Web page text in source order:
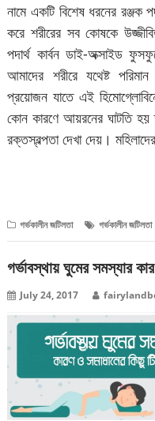
নামে একটি বিশেষ ধরনের রঞ্জক
করে শরীরের সব কোষকে
পদার্থ কার্বন ডাই-অক্সাইড
আমাদের শরীরে যথেষ্ট
প্রয়োজন যাতে এই
কোন কারণে আয়রনের ঘাটতি হয়
রক্তস্বল্পতা দেখা দেয়।
গর্ভকালীন জটিলতা গর্ভকালীন জটিলতা
গর্ভাবস্থায় ঘুমের সমস্যার
July 24, 2017